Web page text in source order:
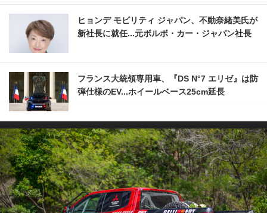
ヒョンデ モビリティ ジャパン、不動奈緒美氏が
新社長に就任...元ボルボ・カー・ジャパン社長
フランス大統領専用車、『DS N°7 エリゼ』は防
弾仕様のEV...ホイールベース25cm延長